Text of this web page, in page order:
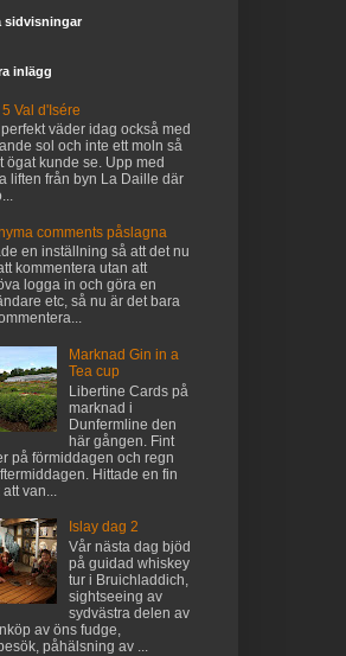
sidvisningar
inlägg
Val d'Isére
perfekt väder idag också med
sol och inte ett moln så
ögat kunde se. Upp med
liften från byn La Daille där
comments påslagna
en inställning så att det nu
kommentera utan att
logga in och göra en
etc, så nu är det bara
Marknad Gin in a
Tea cup
Libertine Cards på
marknad i
Dunfermline den
här gången. Fint
på förmiddagen och regn
Hittade en fin
van...
Islay dag 2
Vår nästa dag bjöd
på guidad whiskey
tur i Bruichladdich,
sightseeing av
sydvästra delen av
av öns fudge,
påhälsning av ...